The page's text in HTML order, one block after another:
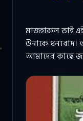
মাজহারুল ভাই
উনাকে ধন্যবাদ।
আমাদের কাছে